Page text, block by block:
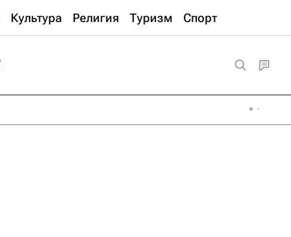
Культура Религия Туризм Спорт